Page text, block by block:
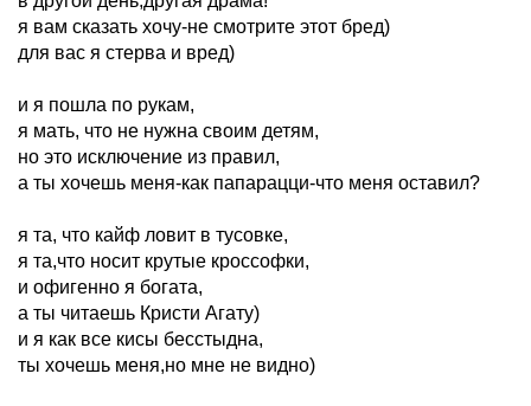
я вам сказать хочу-не смотрите этот бред)
для вас я стерва и вред)
и я пошла по рукам,
я мать, что не нужна своим детям,
но это исключение из правил,
а ты хочешь меня-как папарацци-что меня оставил?
я та, что кайф ловит в тусовке,
я та,что носит крутые кроссофки,
и офигенно я богата,
а ты читаешь Кристи Агату)
и я как все кисы бесстыдна,
ты хочешь меня,но мне не видно)